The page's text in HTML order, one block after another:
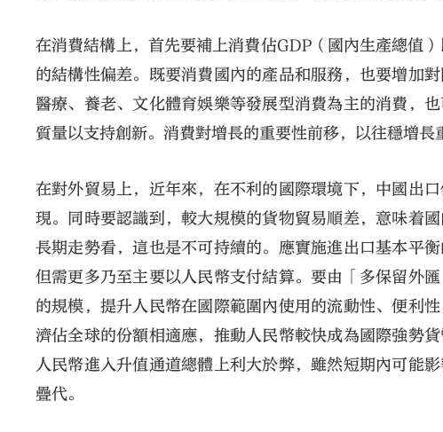
在消費結構上，首先要補上消費佔GDP（國內生產總值
的結構性偏差。既要消費國內的產品和服務，也要增加
醫療、養老、文化體育娛樂等發展型消費為主的消費，
質量以支持創新。消費對增長的重要性前移，以往穩增長
在對外貿易上，近年來，在不利的國際環境下，中國出
現。同時要認識到，較大規模的貨物貿易順差，意味着
長期走勢看，這也是不可持續的。應實施進出口基本平
但需更多乃至主要以人民幣支付結算。要由「多保留外
的規模，提升人民幣在國際範圍內使用的流動性、便利
濟佔全球的份額相適應，推動人民幣較快成為國際強勢
人民幣進入升值通道總體上利大於弊，雖然短期內可能
疊代。